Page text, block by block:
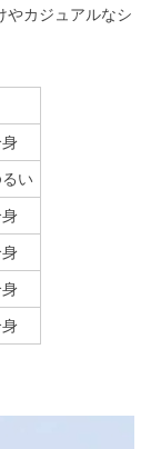
やカジュアルなシ
い